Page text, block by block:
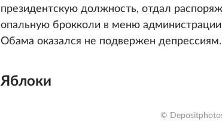
президентскую должность, отдал
опальную брокколи в меню
Обама оказался не подвержен
Яблоки
©